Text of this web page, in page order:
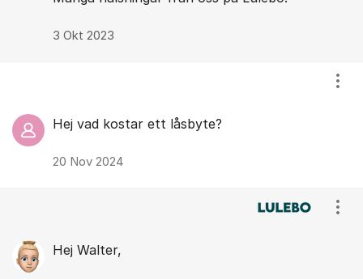
3 Okt 2023
Hej vad kostar ett låsbyte?
20 Nov 2024
Hej Walter,